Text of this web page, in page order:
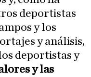
deportistas
y los
y análisis,
deportistas y
y las